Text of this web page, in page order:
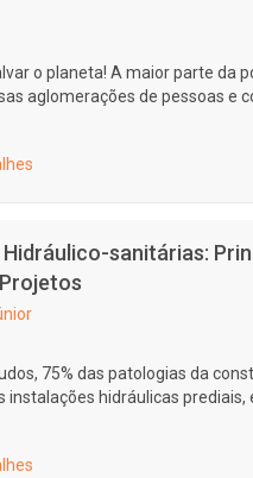
o planeta! A maior parte da
aglomerações de pessoas e
sanitárias:
75% das patologias da
instalações hidráulicas prediais,